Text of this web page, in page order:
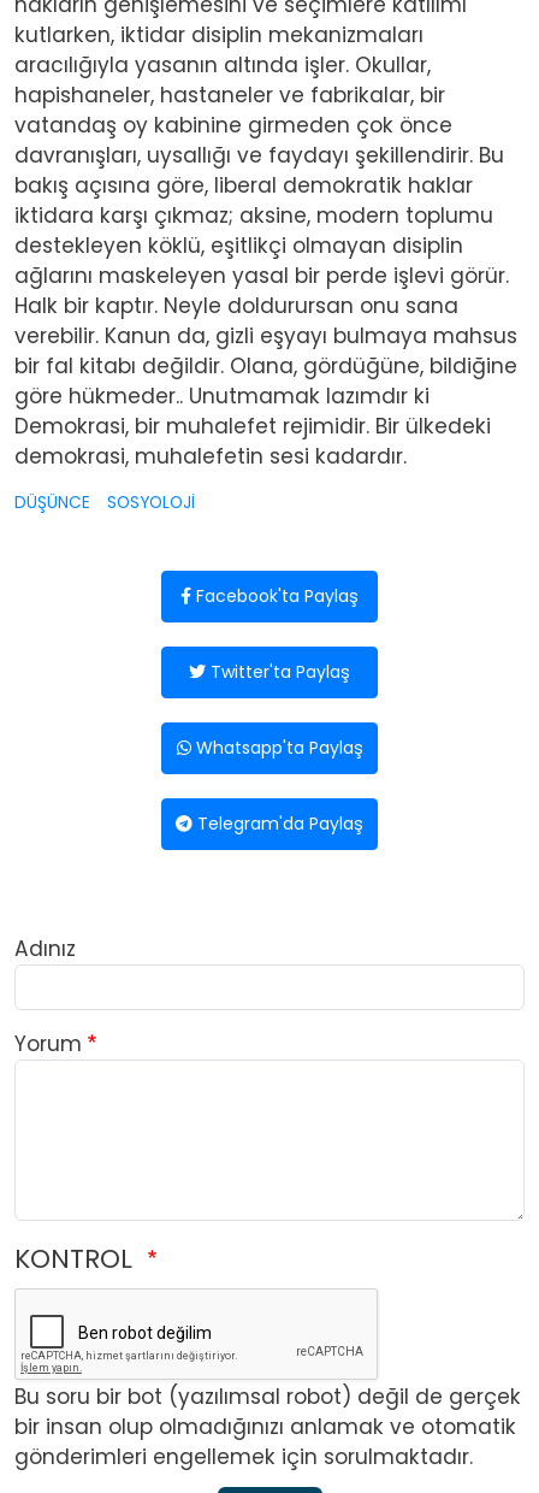
kutlarken, iktidar disiplin mekanizmaları
aracılığıyla yasanın altında işler. Okullar,
hapishaneler, hastaneler ve fabrikalar, bir
vatandaş oy kabinine girmeden çok önce
davranışları, uysallığı ve faydayı şekillendirir. Bu
bakış açısına göre, liberal demokratik haklar
iktidara karşı çıkmaz; aksine, modern toplumu
destekleyen köklü, eşitlikçi olmayan disiplin
ağlarını maskeleyen yasal bir perde işlevi görür.
Halk bir kaptır. Neyle doldurursan onu sana
verebilir. Kanun da, gizli eşyayı bulmaya mahsus
bir fal kitabı değildir. Olana, gördüğüne, bildiğine
göre hükmeder.. Unutmamak lazımdır ki
Demokrasi, bir muhalefet rejimidir. Bir ülkedeki
demokrasi, muhalefetin sesi kadardır.
DÜŞÜNCE SOSYOLOJİ
Facebook'ta Paylaş
Twitter'ta Paylaş
Whatsapp'ta Paylaş
Telegram'da Paylaş
Adınız
Yorum
KONTROL
Bu soru bir bot (yazılımsal robot) değil de gerçek
bir insan olup olmadığınızı anlamak ve otomatik
gönderimleri engellemek için sorulmaktadır.